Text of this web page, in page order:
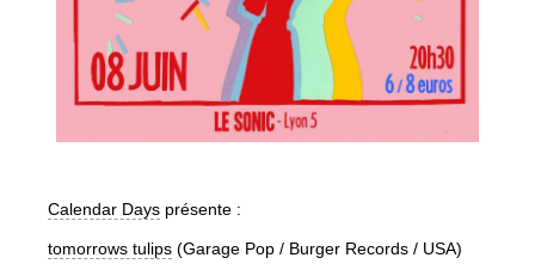
Calendar Days présente :
tomorrows tulips (Garage Pop / Burger Records / USA)